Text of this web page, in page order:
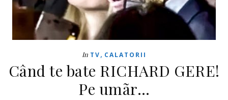
In TV, CALATORII
Când te bate RICHARD GERE!
Pe umãr…